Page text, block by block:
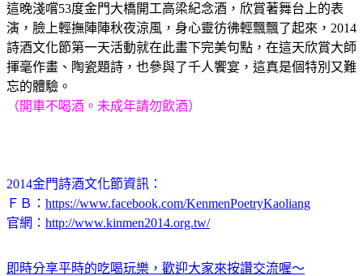
這晚淺嚐53度金門大橋開工高梁紀念酒，欣賞著舞台上的表
演，臉上輕撫陣陣秋夜涼風，身心靈彷彿輕飄飄了起來，2014
詩酒文化節第一天活動就在此畫下完美句點，在這天欣賞大師
揮毫作畫、陶瓷題詩，也參與了千人饗宴，這真是個特別又難
忘的體驗。
（開車不喝酒。未成年請勿飲酒）
2014金門詩酒文化節資訊：
ＦＢ： https://www.facebook.com/KenmenPoetryKaoliang
官網： http://www.kinmen2014.org.tw/
即時分享平時的吃喝玩樂，歡迎大家來按讚交流喔～